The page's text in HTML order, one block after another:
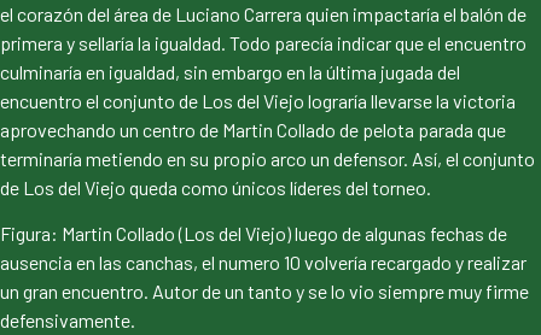
el corazón del área de Luciano Carrera quien impactaría el balón de
primera y sellaría la igualdad. Todo parecía indicar que el encuentro
culminaría en igualdad, sin embargo en la última jugada del
encuentro el conjunto de Los del Viejo lograría llevarse la victoria
aprovechando un centro de Martin Collado de pelota parada que
terminaría metiendo en su propio arco un defensor. Así, el conjunto
de Los del Viejo queda como únicos líderes del torneo.
Figura: Martin Collado (Los del Viejo) luego de algunas fechas de
ausencia en las canchas, el numero 10 volvería recargado y realizar
un gran encuentro. Autor de un tanto y se lo vio siempre muy firme
defensivamente.